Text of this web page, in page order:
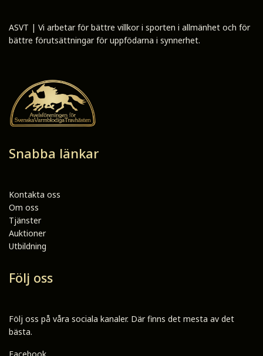
ASVT | Vi arbetar för bättre villkor i sporten i allmänhet och för
bättre förutsättningar för uppfödarna i synnerhet.
Snabba länkar
Kontakta oss
Om oss
Tjänster
Auktioner
Utbildning
Följ oss
Följ oss på våra sociala kanaler. Där finns det mesta av det
bästa.